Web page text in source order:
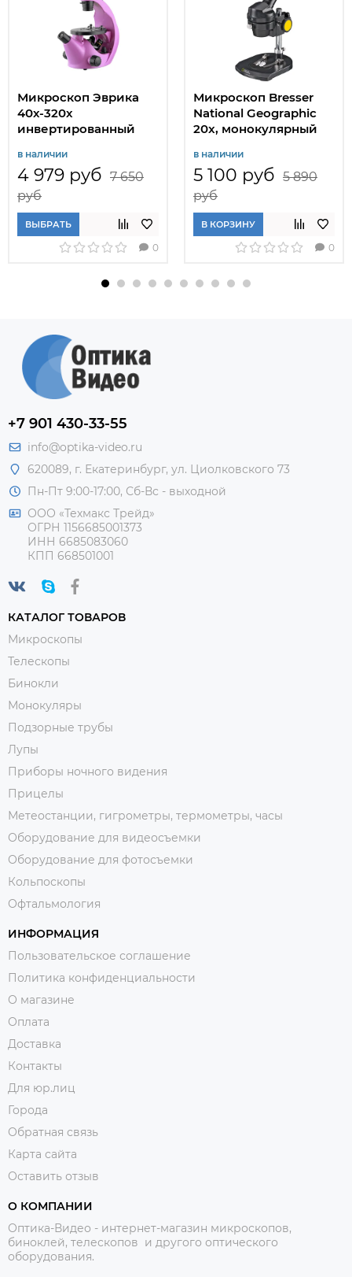
Микроскоп Эврика
40х-320х
инвертированный
в наличии
4 979 руб 7 650
руб
ВЫБРАТЬ
0
Микроскоп Bresser
National Geographic
20x, монокулярный
в наличии
5 100 руб 5 890
руб
В КОРЗИНУ
0
+7 901 430-33-55
info@optika-video.ru
620089, г. Екатеринбург, ул. Циолковского 73
Пн-Пт 9:00-17:00, Сб-Вс - выходной
ООО «Техмакс Трейд»
ОГРН 1156685001373
ИНН 6685083060
КПП 668501001
КАТАЛОГ ТОВАРОВ
Микроскопы
Телескопы
Бинокли
Монокуляры
Подзорные трубы
Лупы
Приборы ночного видения
Прицелы
Метеостанции, гигрометры, термометры, часы
Оборудование для видеосъемки
Оборудование для фотосъемки
Кольпоскопы
Офтальмология
ИНФОРМАЦИЯ
Пользовательское соглашение
Политика конфиденциальности
О магазине
Оплата
Доставка
Контакты
Для юр.лиц
Города
Обратная связь
Карта сайта
Оставить отзыв
О КОМПАНИИ
Оптика-Видео - интернет-магазин микроскопов,
биноклей, телескопов и другого оптического
оборудования.